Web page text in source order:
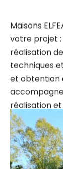
votre projet
réalisation
techniques
et obtention
réalisation